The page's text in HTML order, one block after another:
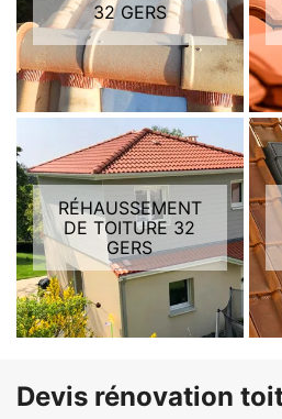
32 GERS
RÉHAUSSEMENT
DE TOITURE 32
GERS
Devis rénovation